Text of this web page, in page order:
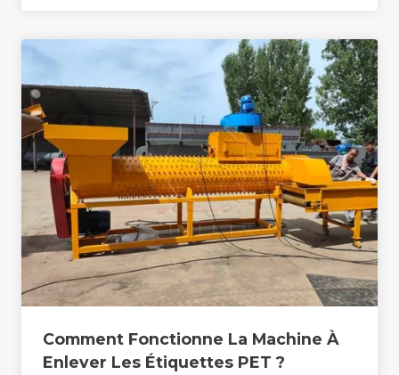
Comment Fonctionne La Machine À
Enlever Les Étiquettes PET ?